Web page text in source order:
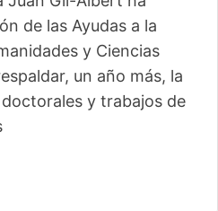
de las Ayudas a la
y Ciencias
un año más, la
y trabajos de